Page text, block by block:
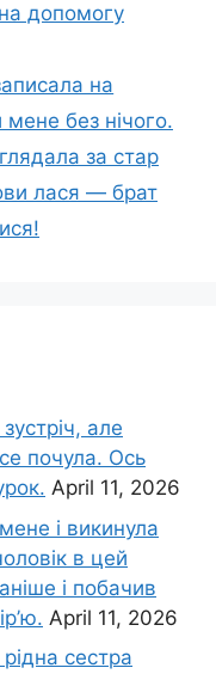
допомогу
на
без нічого.
за стар
лася — брат
але
почула. Ось
April 11, 2026
і викинула
в цей
і побачив
April 11, 2026
сестра